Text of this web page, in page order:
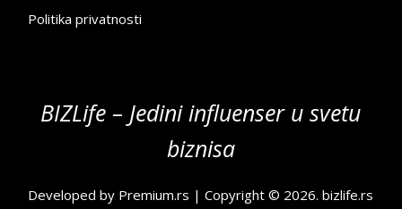
Politika privatnosti
BIZLife – Jedini influenser u svetu
biznisa
Developed by Premium.rs | Copyright © 2026.bizlife.rs